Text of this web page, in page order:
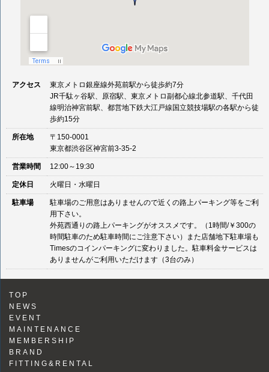
アクセス
東京メトロ銀座線外苑前駅から徒歩約7分
JR千駄ヶ谷駅、原宿駅、東京メトロ副都心線北参道駅、千代田
線明治神宮前駅、都営地下鉄大江戸線国立競技場駅の各駅から徒
歩約15分
所在地
〒150-0001
東京都渋谷区神宮前3-35-2
営業時間 12:00～19:30
定休日 火曜日・水曜日
駐車場
駐車場のご用意はありませんので近くの路上パーキング等をご利
用下さい。
外苑西通りの路上パーキングがオススメです。（1時間/￥300の
時間駐車のため駐車時間にご注意下さい）また店舗地下駐車場も
Timesのコインパーキングに変わりました。駐車料金サービスは
ありませんがご利用いただけます（3台のみ）
TOP
NEWS
EVENT
MAINTENANCE
MEMBERSHIP
BRAND
FITTING&RENTAL